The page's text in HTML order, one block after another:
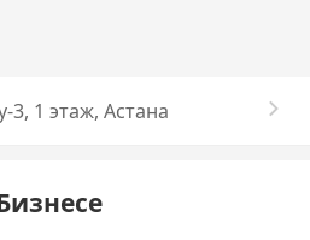
3, 1 этаж, Астана